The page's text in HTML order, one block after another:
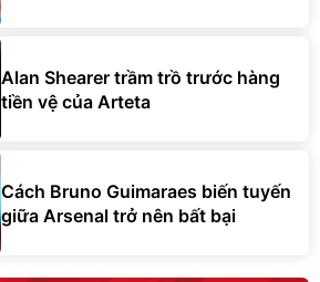
Alan Shearer trầm trồ trước hàng
tiền vệ của Arteta
Cách Bruno Guimaraes biến tuyến
giữa Arsenal trở nên bất bại